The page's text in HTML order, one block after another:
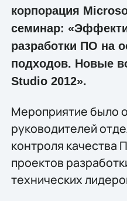
корпорация
семинар:
разработки ПО на
подходов. Новые
Studio 2012».
Мероприятие было
руководителей
контроля качества
проектов
технических